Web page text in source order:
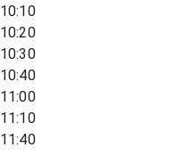
10:10
10:20
10:30
10:40
11:00
11:10
11:40